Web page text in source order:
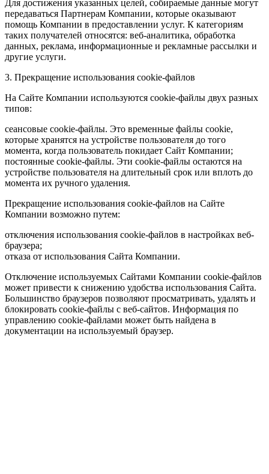
Для достижения указанных целей, собираемые данные могут
передаваться Партнерам Компании, которые оказывают
помощь Компании в предоставлении услуг. К категориям
таких получателей относятся: веб-аналитика, обработка
данных, реклама, информационные и рекламные рассылки и
другие услуги.
3. Прекращение использования cookie-файлов
На Сайте Компании используются cookie-файлы двух разных
типов:
сеансовые cookie-файлы. Это временные файлы cookie,
которые хранятся на устройстве пользователя до того
момента, когда пользователь покидает Сайт Компании;
постоянные cookie-файлы. Эти cookie-файлы остаются на
устройстве пользователя на длительный срок или вплоть до
момента их ручного удаления.
Прекращение использования cookie-файлов на Сайте
Компании возможно путем:
отключения использования cookie-файлов в настройках веб-
браузера;
отказа от использования Сайта Компании.
Отключение используемых Сайтами Компании cookie-файлов
может привести к снижению удобства использования Сайта.
Большинство браузеров позволяют просматривать, удалять и
блокировать cookie-файлы c веб-сайтов. Информация по
управлению cookie-файлами может быть найдена в
документации на используемый браузер.